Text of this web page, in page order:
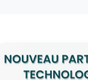
SOFTWARE